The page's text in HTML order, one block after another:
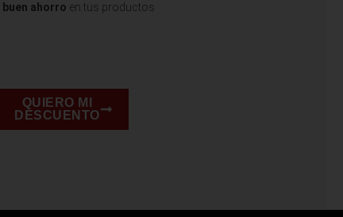
buen ahorro en tus productos
QUIERO MI
DESCUENTO